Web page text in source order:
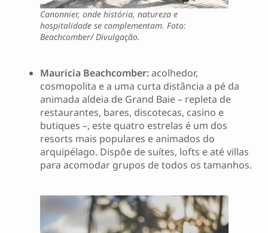
Canonnier, onde história, natureza e
hospitalidade se complementam. Foto:
Beachcomber/ Divulgação.
Mauricia Beachcomber:acolhedor,
cosmopolita e a uma curta distância a pé da
animada aldeia de Grand Baie – repleta de
restaurantes, bares, discotecas, casino e
butiques –, este quatro estrelas é um dos
resorts mais populares e animados do
arquipélago. Dispõe de suítes, lofts e até villas
para acomodar grupos de todos os tamanhos.